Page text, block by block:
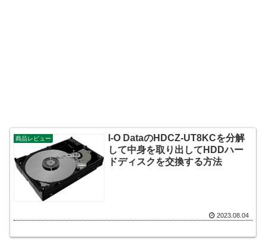
商品レビュー
I-O DataのHDCZ-UT8KCを分解
して中身を取り出してHDDハー
ドディスクを交換する方法
2023.08.04